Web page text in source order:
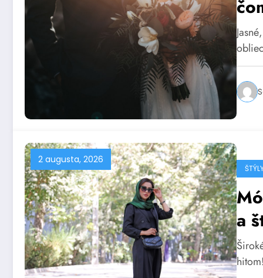
2 augusta, 2026
a